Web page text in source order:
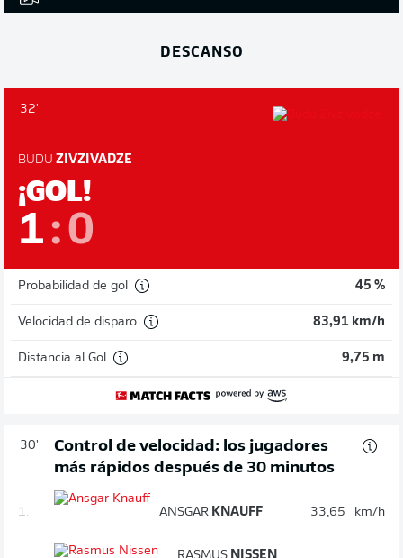
DESCANSO
32'
BUDU ZIVZIVADZE
¡GOL!
1 :0
Probabilidad de gol 45 %
Velocidad de disparo 83,91 km/h
Distancia al Gol 9,75 m
30'
Control de velocidad: los jugadores
más rápidos después de 30 minutos
1. ANSGAR KNAUFF 33,65 km/h